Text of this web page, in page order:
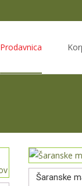
Prodavnica
Šaranske